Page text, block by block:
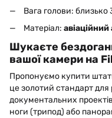
Вага голови: близько
Матеріал:
Шукаєте
вашої камери на
Пропонуємо купити
це золотий стандарт
документальних
ноги (трипод) або